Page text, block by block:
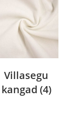
Villasegu
kangad (4)